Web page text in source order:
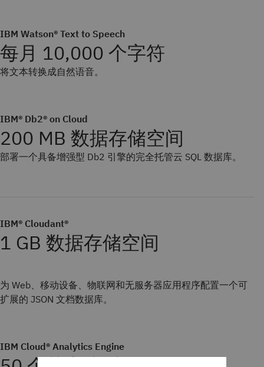
IBM Watson® Text to Speech
每月 10,000 个字符
将文本转换成自然语音。
IBM® Db2® on Cloud
200 MB 数据存储空间
部署一个具备增强型 Db2 引擎的完全托管云 SQL 数据库。
IBM® Cloudant®
1 GB 数据存储空间
为 Web、移动设备、物联网和无服务器应用程序配置一个可
扩展的 JSON 文档数据库。
IBM Cloud® Analytics Engine